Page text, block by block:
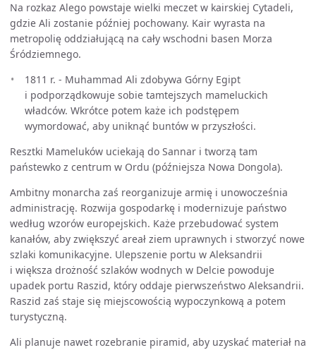
Na rozkaz Alego powstaje wielki meczet w kairskiej Cytadeli,
gdzie Ali zostanie później pochowany. Kair wyrasta na
metropolię oddziałującą na cały wschodni basen Morza
Śródziemnego.
1811 r. - Muhammad Ali zdobywa Górny Egipt
i podporządkowuje sobie tamtejszych mameluckich
władców. Wkrótce potem każe ich podstępem
wymordować, aby uniknąć buntów w przyszłości.
Resztki Mameluków uciekają do Sannar i tworzą tam
państewko z centrum w Ordu (późniejsza Nowa Dongola).
Ambitny monarcha zaś reorganizuje armię i unowocześnia
administrację. Rozwija gospodarkę i modernizuje państwo
według wzorów europejskich. Każe przebudować system
kanałów, aby zwiększyć areał ziem uprawnych i stworzyć nowe
szlaki komunikacyjne. Ulepszenie portu w Aleksandrii
i większa drożność szlaków wodnych w Delcie powoduje
upadek portu Raszid, który oddaje pierwszeństwo Aleksandrii.
Raszid zaś staje się miejscowością wypoczynkową a potem
turystyczną.
Ali planuje nawet rozebranie piramid, aby uzyskać materiał na